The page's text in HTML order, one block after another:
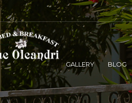
GALLERY BLOG